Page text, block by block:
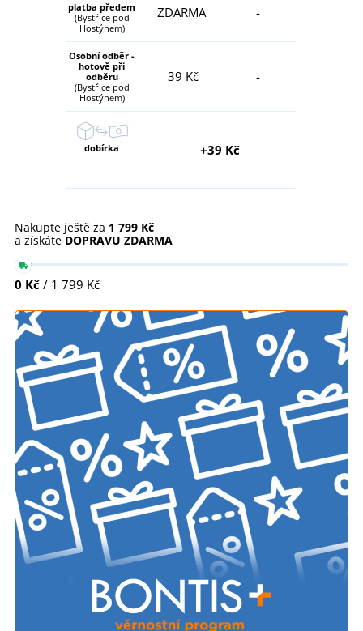
platba předem
(Bystřice pod
Hostýnem)
ZDARMA -
Osobní odběr -
hotově při
odběru
(Bystřice pod
Hostýnem)
39 Kč -
dobírka +39 Kč
Nakupte ještě za 1 799 Kč
a získáte DOPRAVU ZDARMA
0 Kč / 1 799 Kč